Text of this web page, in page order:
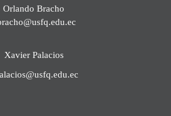
Orlando Bracho
Xavier Palacios